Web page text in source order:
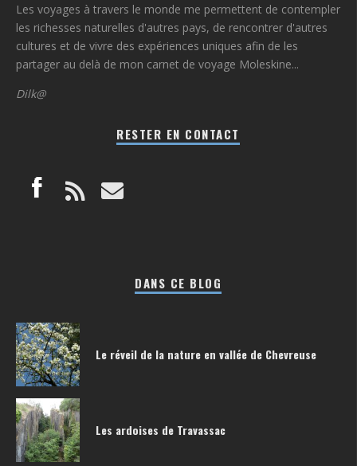
Les voyages à travers le monde me permettent de contempler
les richesses naturelles d'autres pays, de rencontrer d'autres
cultures et de vivre des expériences uniques afin de les
partager au delà de mon carnet de voyage Moleskine...
Dilk@
RESTER EN CONTACT
DANS CE BLOG
Le réveil de la nature en vallée de Chevreuse
Les ardoises de Travassac